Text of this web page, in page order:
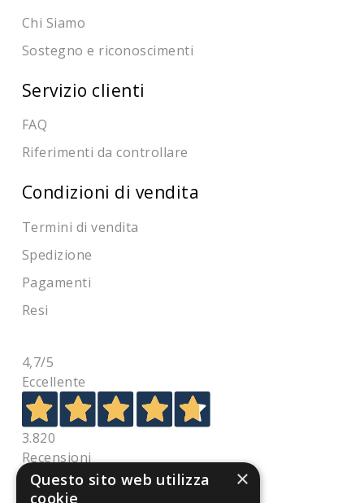
Chi Siamo
Sostegno e riconoscimenti
Servizio clienti
FAQ
Riferimenti da controllare
Condizioni di vendita
Termini di vendita
Spedizione
Pagamenti
Resi
4,7/5
Eccellente
3.820
Recensioni
×
Questo sito web utilizza
cookie